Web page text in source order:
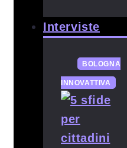
Interviste
BOLOGNA
INNOVATTIVA